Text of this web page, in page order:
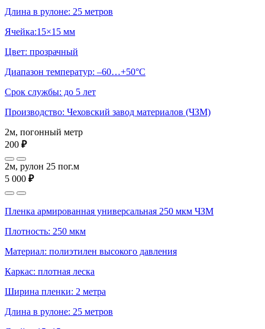
Длина в рулоне: 25 метров
Ячейка:15×15 мм
Цвет: прозрачный
Диапазон температур: –60…+50°С
Срок службы: до 5 лет
Производство: Чеховский завод материалов (ЧЗМ)
2м, погонный метр
200 ₽
2м, рулон 25 пог.м
5 000 ₽
Пленка армированная универсальная 250 мкм ЧЗМ
Плотность: 250 мкм
Материал: полиэтилен высокого давления
Каркас: плотная леска
Ширина пленки: 2 метра
Длина в рулоне: 25 метров